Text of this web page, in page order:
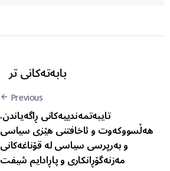
بابەتەکانی تر
Previous
تایبەتمەندییەکانی ڕاگەیاندن،
هەڵسووکەوت و ئاخافتنی هێزی سیاسی
و بەرپرسی سیاسی لە قۆناغەکانی
مەزنەگۆڕانکاری و پاڕادایم شیفت